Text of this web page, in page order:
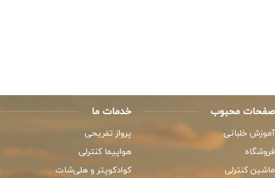
صفحات محبوب
آموزش خلبانی
فروشگاه
ماشین کنترلی
خدمات ما
پرواز تفریحی
هواپیما کنترلی
کوادکوپتر و هلی‌شات